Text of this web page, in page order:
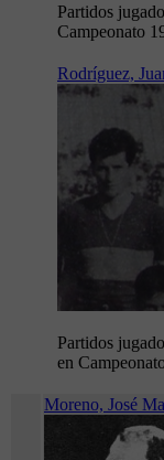
Partidos
Campeonato
Rodríguez,
Partidos
en
Moreno, José